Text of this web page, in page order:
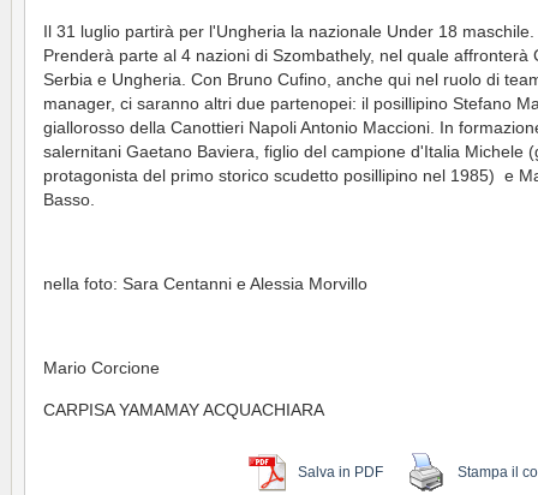
Il 31 luglio partirà per l'Ungheria la nazionale Under 18 maschile.
Prenderà parte al 4 nazioni di Szombathely, nel quale affronterà
Serbia e Ungheria. Con Bruno Cufino, anche qui nel ruolo di
manager, ci saranno altri due partenopei: il posillipino Stefano
giallorosso della Canottieri Napoli Antonio Maccioni. In
salernitani Gaetano Baviera, figlio del campione d'Italia Michele
protagonista del primo storico scudetto posillipino nel 1985) e
Basso.
nella foto: Sara Centanni e Alessia Morvillo
Mario Corcione
CARPISA YAMAMAY ACQUACHIARA
Salva in PDF Stampa il